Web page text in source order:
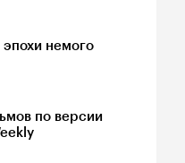
немого
по версии